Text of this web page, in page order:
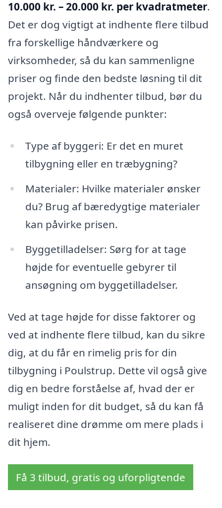
10.000 kr. – 20.000 kr. per kvadratmeter.
Det er dog vigtigt at indhente flere tilbud
fra forskellige håndværkere og
virksomheder, så du kan sammenligne
priser og finde den bedste løsning til dit
projekt. Når du indhenter tilbud, bør du
også overveje følgende punkter:
Type af byggeri: Er det en muret
tilbygning eller en træbygning?
Materialer: Hvilke materialer ønsker
du? Brug af bæredygtige materialer
kan påvirke prisen.
Byggetilladelser: Sørg for at tage
højde for eventuelle gebyrer til
ansøgning om byggetilladelser.
Ved at tage højde for disse faktorer og
ved at indhente flere tilbud, kan du sikre
dig, at du får en rimelig pris for din
tilbygning i Poulstrup. Dette vil også give
dig en bedre forståelse af, hvad der er
muligt inden for dit budget, så du kan få
realiseret dine drømme om mere plads i
dit hjem.
Få 3 tilbud, gratis og uforpligtende